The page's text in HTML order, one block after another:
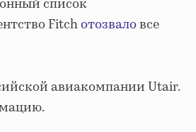
список
Fitchотозваловсе
авиакомпании Utair.